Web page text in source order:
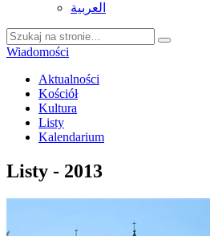
العربية
Wiadomości
Aktualności
Kościół
Kultura
Listy
Kalendarium
Listy - 2013